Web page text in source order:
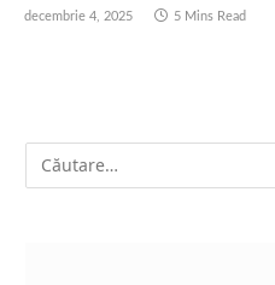
decembrie 4, 2025 5 Mins Read